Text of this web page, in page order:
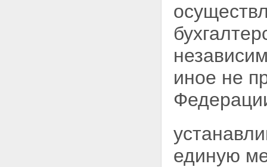
иное не
единую